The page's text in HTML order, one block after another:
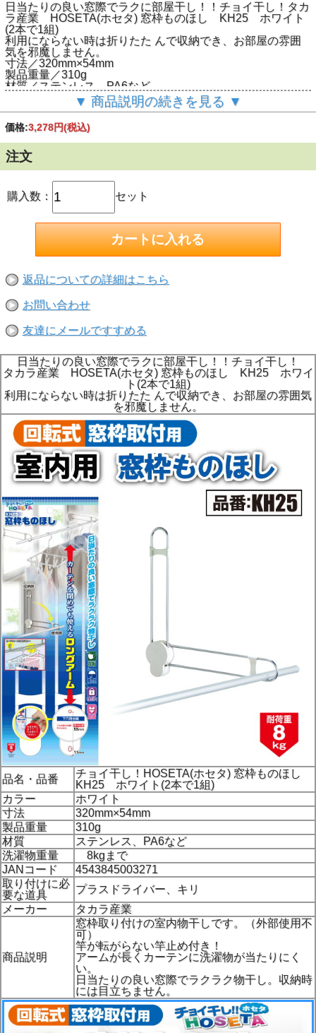
日当たりの良い窓際でラクに部屋干し！！チョイ干し！タカ
ラ産業 HOSETA(ホセタ) 窓枠ものほし KH25 ホワイト
(2本で1組)
利用にならない時は折りたた んで収納でき、お部屋の雰囲
気を邪魔しません。
寸法／320mm×54mm
製品重量／310g
材質／ステンレス、PA6など
洗濯物重量／8kgまで
JANコード4543845003271／
取り付けに必要な道具／プラスドライバー、キリ
メーカー／タカラ産業
商品説明
窓枠取り付けの室内物干しです。（外部使用不可）竿が転が
らない竿止め付き！
日当たりの良い窓際でラクラク物干し。収納時には目立ちま
せん。
禁止、注意行為。
●耐荷重8kgを超えた総重量の洗濯物を吊るさないでくださ
い。（1セット）
●高所での取付作業は部品や工具の落下に十分注意してくだ
さい。
●洗濯物は竿の一部だけに荷重がかからないように、竿に均
等に干してください。
●竿を通した場合は竿止めを使用してください。
●小さな子どものいる家庭では、ぶつかったり、ぶら下がっ
たりしないように十分注意してください。
▼ 商品説明の続きを見る ▼
価格:3,278円(税込)
注文
購入数： セット
返品についての詳細はこちら
お問い合わせ
友達にメールですすめる
日当たりの良い窓際でラクに部屋干し！！チョイ干し！
タカラ産業 HOSETA(ホセタ) 窓枠ものほし KH25 ホワイ
ト(2本で1組)
利用にならない時は折りたた んで収納でき、お部屋の雰囲気
を邪魔しません。
品名・品番
チョイ干し！HOSETA(ホセタ) 窓枠ものほし
KH25 ホワイト(2本で1組)
カラー
ホワイト
寸法
320mm×54mm
製品重量
310g
材質
ステンレス、PA6など
洗濯物重量
8kgまで
JANコード
4543845003271
取り付けに必
要な道具
プラスドライバー、キリ
メーカー
タカラ産業
商品説明
窓枠取り付けの室内物干しです。（外部使用不
可）
竿が転がらない竿止め付き！
アームが長くカーテンに洗濯物が当たりにく
い。
日当たりの良い窓際でラクラク物干し。収納時
には目立ちません。